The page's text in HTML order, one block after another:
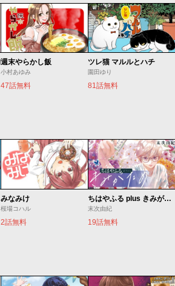
週末やらかし飯
小村あゆみ
47話無料
ツレ猫 マルルとハチ
園田ゆり
81話無料
みなみけ
桜場コハル
2話無料
ちはやふる plus きみがため
末次由紀
19話無料